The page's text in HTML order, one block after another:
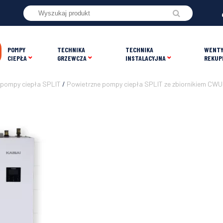
POMPY
CIEPŁA
TECHNIKA
GRZEWCZA
TECHNIKA
INSTALACYJNA
ciepła SPLIT / Powietrzne pompy ciepła SPLIT ze zbiornikiem CWU